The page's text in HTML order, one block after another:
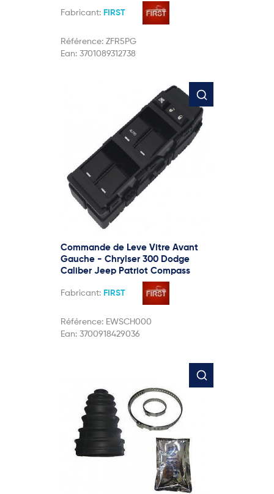
Fabricant: FIRST
Référence: ZFR5PG
Ean: 3701089312738
Commande de Leve Vitre Avant
Gauche - Chrylser 300 Dodge
Caliber Jeep Patriot Compass
Fabricant: FIRST
Référence: EWSCH000
Ean: 3700918429036